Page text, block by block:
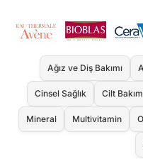
Ağız ve Diş Bakımı
Cinsel Sağlık Cilt
Mineral Multivitamin